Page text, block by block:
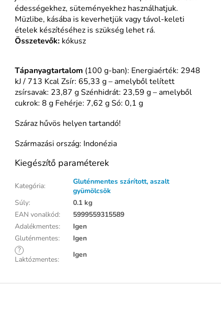
édességekhez, süteményekhez használhatjuk.
Müzlibe, kásába is keverhetjük vagy távol-keleti
ételek készítéséhez is szükség lehet rá.
Összetevők: kókusz
Tápanyagtartalom (100 g-ban): Energiaérték: 2948
kJ / 713 Kcal Zsír: 65,33 g – amelyből telített
zsírsavak: 23,87 g Szénhidrát: 23,59 g – amelyből
cukrok: 8 g Fehérje: 7,62 g Só: 0,1 g
Száraz hűvös helyen tartandó!
Származási ország: Indonézia
Kiegészítő paraméterek
Kategória:
Gluténmentes szárított, aszalt
gyümölcsök
Súly:
0.1 kg
EAN vonalkód:
5999559315589
Adalékmentes:
Igen
Gluténmentes:
Igen
?
Laktózmentes:
Igen
L